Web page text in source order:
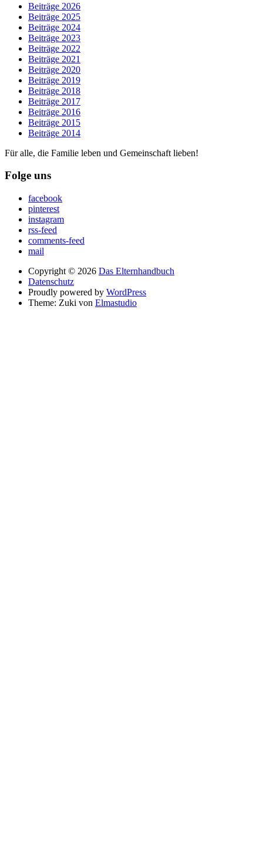
Beiträge 2026
Beiträge 2025
Beiträge 2024
Beiträge 2023
Beiträge 2022
Beiträge 2021
Beiträge 2020
Beiträge 2019
Beiträge 2018
Beiträge 2017
Beiträge 2016
Beiträge 2015
Beiträge 2014
Für alle, die Familie leben und Gemeinschaft lieben!
Folge uns
facebook
pinterest
instagram
rss-feed
comments-feed
mail
Copyright © 2026 Das Elternhandbuch
Datenschutz
Proudly powered by WordPress
Theme: Zuki von Elmastudio